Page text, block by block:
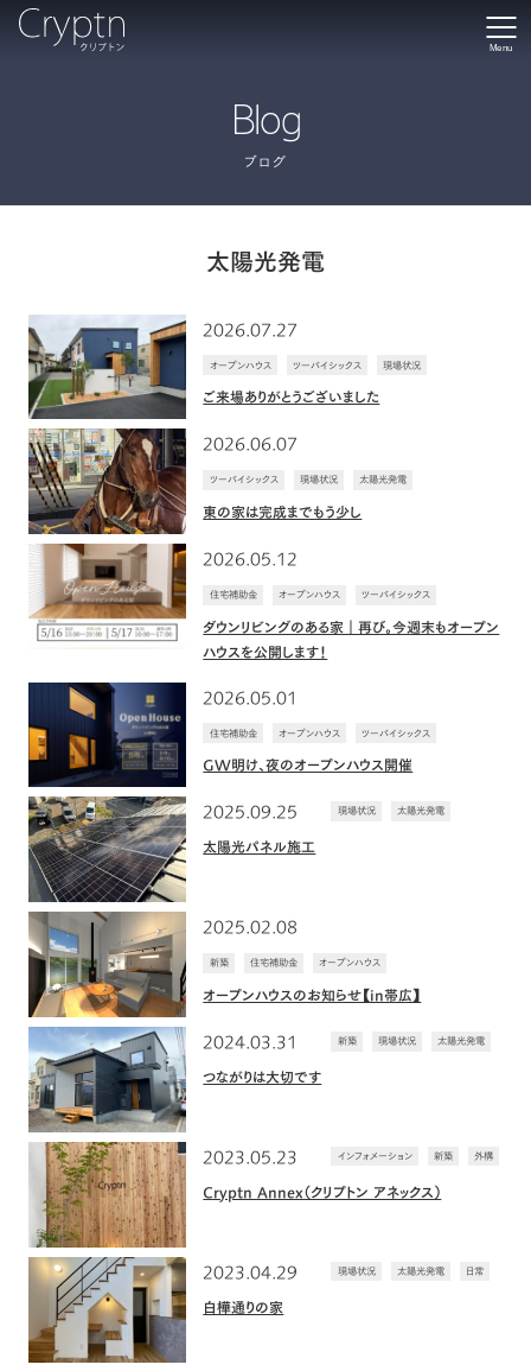
Menu
Blog
ブログ
太陽光発電
ご来場ありがとうございました
オープンハウス ツーバイシックス 現場状況
2026.07.27
東の家は完成までもう少し
ツーバイシックス 現場状況 太陽光発電
2026.06.07
ダウンリビングのある家｜再び。今週末もオープン
ハウスを公開します！
住宅補助金 オープンハウス ツーバイシックス
2026.05.12
GW明け、夜のオープンハウス開催
住宅補助金 オープンハウス ツーバイシックス
2026.05.01
太陽光パネル施工
現場状況 太陽光発電
2025.09.25
オープンハウスのお知らせ【in帯広】
新築 住宅補助金 オープンハウス
2025.02.08
つながりは大切です
新築 現場状況 太陽光発電
2024.03.31
Cryptn Annex（クリプトン アネックス）
インフォメーション 新築 外構
2023.05.23
白樺通りの家
現場状況 太陽光発電 日常
2023.04.29